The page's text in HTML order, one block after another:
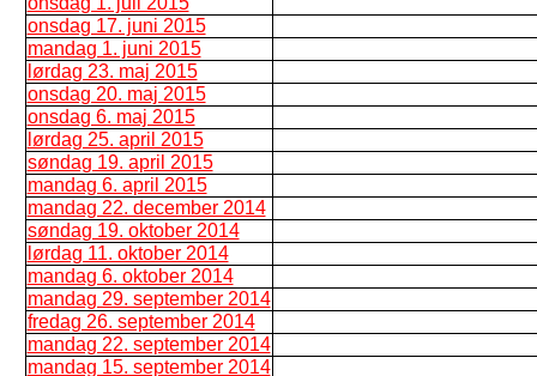
onsdag 17. juni 2015
mandag 1. juni 2015
lørdag 23. maj 2015
onsdag 20. maj 2015
onsdag 6. maj 2015
lørdag 25. april 2015
søndag 19. april 2015
mandag 6. april 2015
mandag 22. december 2014
søndag 19. oktober 2014
lørdag 11. oktober 2014
mandag 6. oktober 2014
mandag 29. september 2014
fredag 26. september 2014
mandag 22. september 2014
mandag 15. september 2014